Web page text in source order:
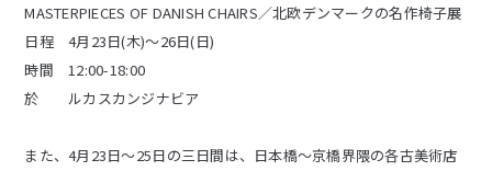
MASTERPIECES OF DANISH CHAIRS／北欧デンマークの名作椅子展
日程 4月23日(木)〜26日(日)
時間 12:00-18:00
於 ルカスカンジナビア
また、4月23日〜25日の三日間は、日本橋〜京橋界隈の各古美術店